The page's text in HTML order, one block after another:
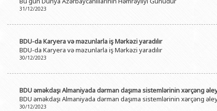
31/12/2023
BDU-da Karyera və məzunlarla iş Mərkəzi yaradılır
BDU-da Karyera və məzunlarla iş Mərkəzi yaradılır
30/12/2023
BDU əməkdaşı Almaniyada dərman daşıma sistemlərinin xərçəng
BDU əməkdaşı Almaniyada dərman daşıma sistemlərinin xərçəng
30/12/2023